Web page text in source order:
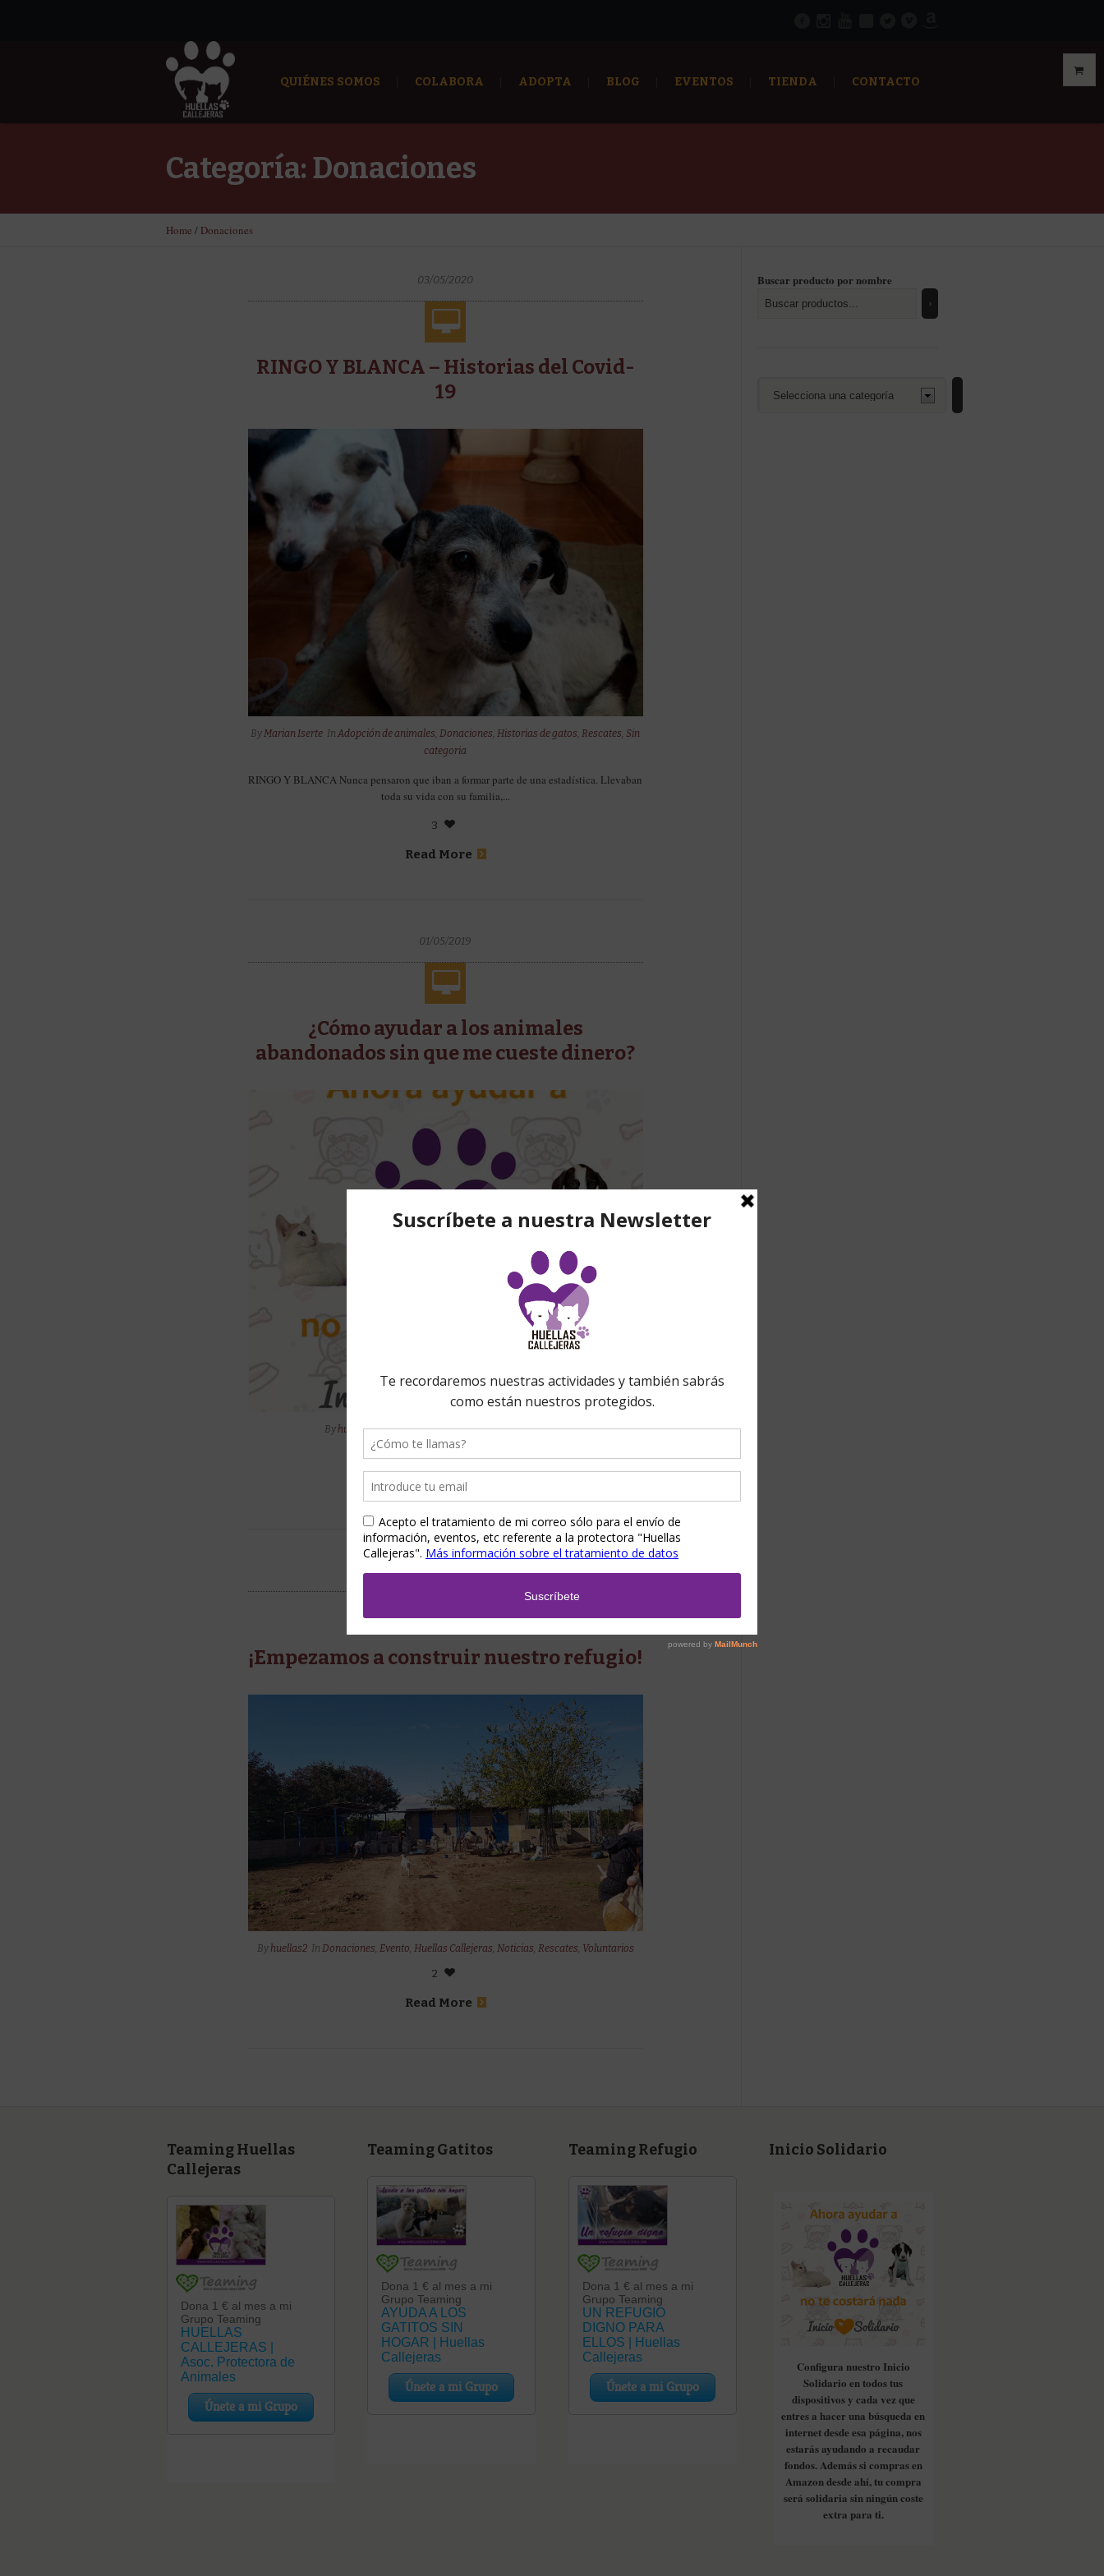
QUIÉNES SOMOS COLABORA ADOPTA BLOG EVENTOS TIENDA CONTACTO
Categoría: Donaciones
Home / Donaciones
03/05/2020
RINGO Y BLANCA – Historias del Covid-
19
By Marian Iserte In Adopción de animales Donaciones Historias de gatos Rescates Sin
categoria
RINGO Y BLANCA Nunca pensaron que iban a formar parte de una estadística. Llevaban
toda su vida con su familia,...
3
Read More
01/05/2019
¿Cómo ayudar a los animales
abandonados sin que me cueste dinero?
By huellas2 InDonaciones,Huellas Callejeras,Noticias
Read More
26/12/2018
¡Empezamos a construir nuestro refugio!
By huellas2 In Donaciones, Evento, Huellas Callejeras, Noticias, Rescates, Voluntarios
2
Read More
Buscar producto por nombre
una
Teaming Huellas
Callejeras
Teaming Gatitos Teaming Refugio Inicio Solidario
Configura nuestro Inicio
Solidario en todos tus
dispositivos y cada vez que
entres a hacer una búsqueda en
internet desde esa página, nos
estarás ayudando a recaudar
fondos. Además si compras en
Amazon desde ahí, tu compra
será solidaria sin ningún coste
extra para ti.